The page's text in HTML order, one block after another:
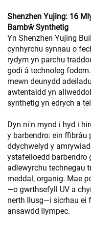
Shenzhen Yujing: 16
Bambŵ Synthetig
Yn Shenzhen Yujing
cynhyrchu synnau o
rydym yn parchu
godi â technoleg
mewn deunydd
awtentaidd yn
synthetig yn edrych a
Dyn ni'n mynd i hyd i
y barbendro: ein ffibrâu
ddychwelyd y
ystafelloedd barbendro
adlewyrchu technegau
meddal, organig. Mae
—o gwrthsefyll UV a
nerth llusg—i sicrhau ei
ansawdd llympec.